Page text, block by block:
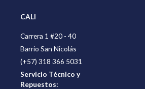
CALI
Carrera 1 #20 - 40
Barrio San Nicolás
(+57) 318 366 5031
Servicio Técnico y
Repuestos: